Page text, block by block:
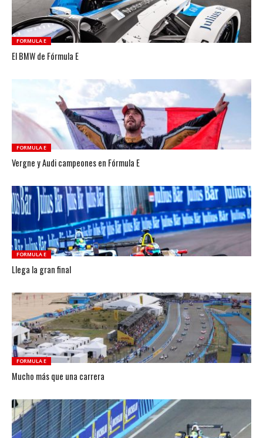
FORMULA E
El BMW de Fórmula E
FORMULA E
Vergne y Audi campeones en Fórmula E
FORMULA E
Llega la gran final
FORMULA E
Mucho más que una carrera